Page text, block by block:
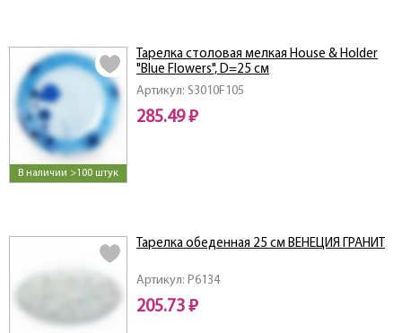
В наличии >100 штук
Артикул: S3010F105
Тарелка столовая мелкая House & Holder
"Blue Flowers", D=25 см
285.49 ₽
Артикул: P6134
Тарелка обеденная 25 см ВЕНЕЦИЯ ГРАНИТ
205.73 ₽